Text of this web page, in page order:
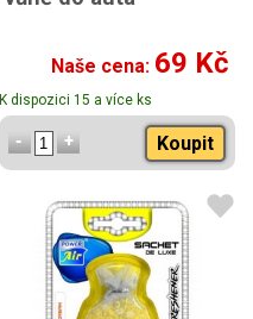
Naše cena: 69 Kč
K dispozici 15 a více ks
Koupit